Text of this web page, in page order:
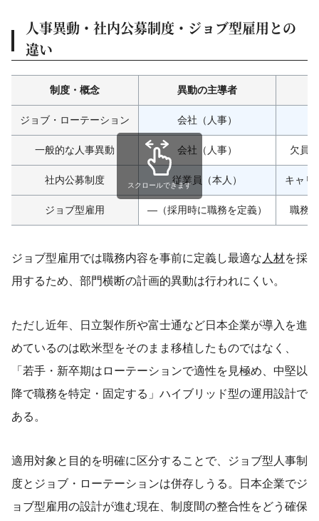
人事異動・社内公募制度・ジョブ型雇用との
違い
制度・概念 異動の主導者
ジョブ・ローテーション 会社（人事）
一般的な人事異動 会社（人事） 欠員
社内公募制度 従業員（本人） キャリ
ジョブ型雇用 —（採用時に職務を定義） 職務
スクロールできます
ジョブ型雇用では職務内容を事前に定義し最適な 人材を採
用するため、部門横断の計画的異動は行われにくい。
ただし近年、日立製作所や富士通など日本企業が導入を進
めているのは欧米型をそのまま移植したものではなく、
「若手・新卒期はローテーションで適性を見極め、中堅以
降で職務を特定・固定する」ハイブリッド型の運用設計で
ある。
適用対象と目的を明確に区分することで、ジョブ型人事制
度とジョブ・ローテーションは併存しうる。日本企業でジ
ョブ型雇用の設計が進む現在、制度間の整合性をどう確保